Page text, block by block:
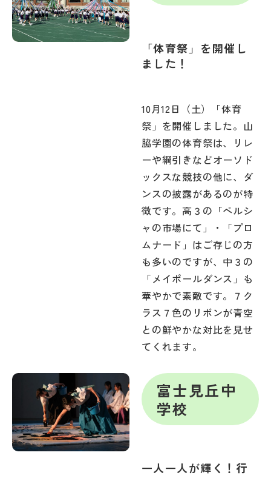
「体育祭」を開催し
ました！
10月12日（土）「体育
祭」を開催しました。山
脇学園の体育祭は、リレ
ーや綱引きなどオーソド
ックスな競技の他に、ダ
ンスの披露があるのが特
徴です。高３の「ペルシ
ャの市場にて」・「プロ
ムナード」はご存じの方
も多いのですが、中３の
「メイポールダンス」も
華やかで素敵です。７ク
ラス７色のリボンが青空
との鮮やかな対比を見せ
てくれます。
富士見丘中
学校
一人一人が輝く！行